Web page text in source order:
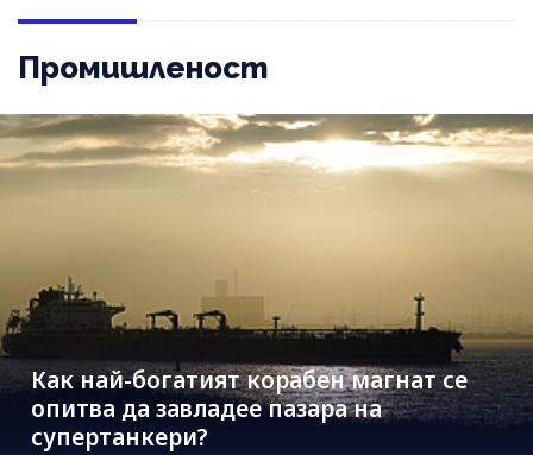
Промишленост
Как най-богатият корабен магнат се
опитва да завладее пазара на
супертанкери?